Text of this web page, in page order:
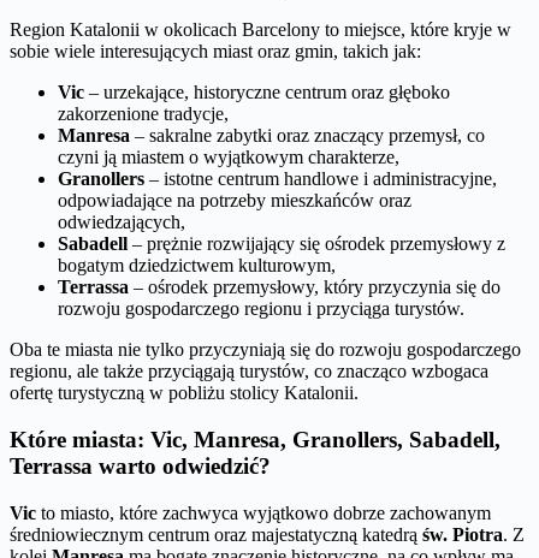
Region Katalonii w okolicach Barcelony to miejsce, które kryje w
sobie wiele interesujących miast oraz gmin, takich jak:
Vic – urzekające, historyczne centrum oraz głęboko
zakorzenione tradycje,
Manresa – sakralne zabytki oraz znaczący przemysł, co
czyni ją miastem o wyjątkowym charakterze,
Granollers – istotne centrum handlowe i administracyjne,
odpowiadające na potrzeby mieszkańców oraz
odwiedzających,
Sabadell – prężnie rozwijający się ośrodek przemysłowy z
bogatym dziedzictwem kulturowym,
Terrassa – ośrodek przemysłowy, który przyczynia się do
rozwoju gospodarczego regionu i przyciąga turystów.
Oba te miasta nie tylko przyczyniają się do rozwoju gospodarczego
regionu, ale także przyciągają turystów, co znacząco wzbogaca
ofertę turystyczną w pobliżu stolicy Katalonii.
Które miasta: Vic, Manresa, Granollers, Sabadell,
Terrassa warto odwiedzić?
Vic to miasto, które zachwyca wyjątkowo dobrze zachowanym
średniowiecznym centrum oraz majestatyczną katedrą św. Piotra. Z